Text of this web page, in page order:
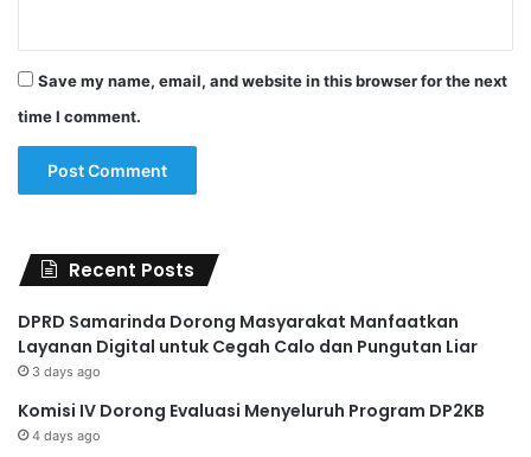
Save my name, email, and website in this browser for the next
time I comment.
Recent Posts
DPRD Samarinda Dorong Masyarakat Manfaatkan
Layanan Digital untuk Cegah Calo dan Pungutan Liar
3 days ago
Komisi IV Dorong Evaluasi Menyeluruh Program DP2KB
4 days ago